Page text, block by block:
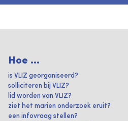
Hoe ...
is VLIZ georganiseerd?
solliciteren bij VLIZ?
lid worden van VLIZ?
ziet het marien onderzoek eruit?
een infovraag stellen?